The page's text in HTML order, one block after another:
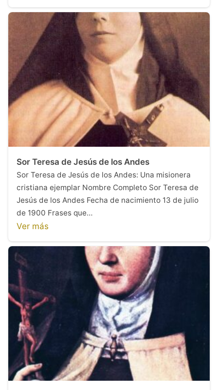
Sor Teresa de Jesús de los Andes
Sor Teresa de Jesús de los Andes: Una misionera
cristiana ejemplar Nombre Completo Sor Teresa de
Jesús de los Andes Fecha de nacimiento 13 de julio
de 1900 Frases que…
Ver más